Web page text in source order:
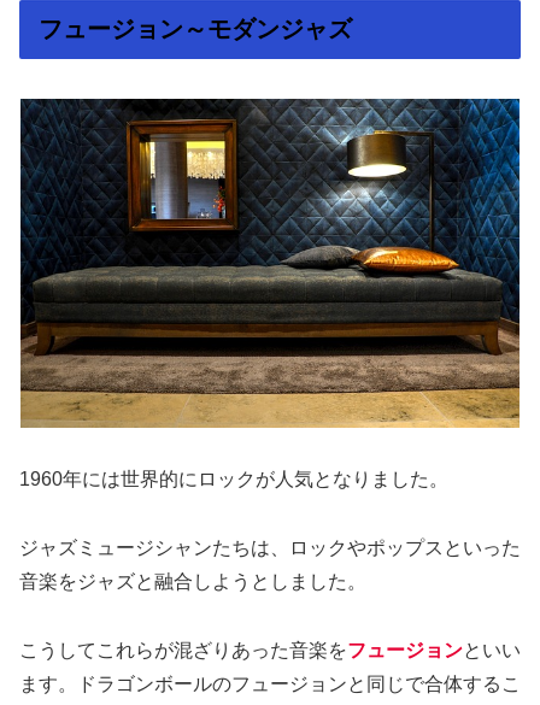
フュージョン～モダンジャズ
1960年には世界的にロックが人気となりました。
ジャズミュージシャンたちは、ロックやポップスといった
音楽をジャズと融合しようとしました。
こうしてこれらが混ざりあった音楽をフュージョンといい
ます。ドラゴンボールのフュージョンと同じで合体するこ